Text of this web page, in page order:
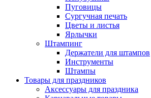
Пуговицы
Сургучная печать
Цветы и листья
Ярлычки
Штампинг
Держатели для штампов
Инструменты
Штампы
Товары для праздников
Аксессуары для праздника